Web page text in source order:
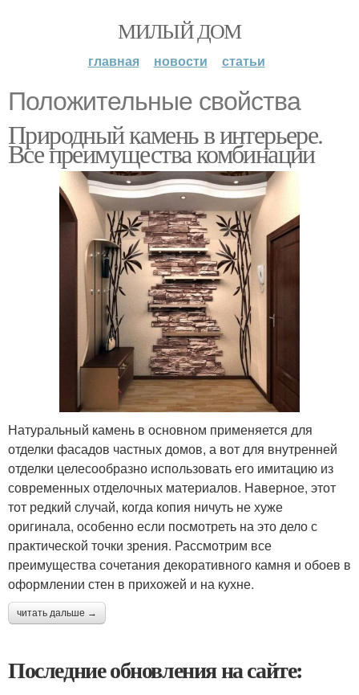
МИЛЫЙ ДОМ
главная новости статьи
Положительные свойства
Природный камень в интерьере.
Все преимущества комбинации
Натуральный камень в основном применяется для
отделки фасадов частных домов, а вот для внутренней
отделки целесообразно использовать его имитацию из
современных отделочных материалов. Наверное, этот
тот редкий случай, когда копия ничуть не хуже
оригинала, особенно если посмотреть на это дело с
практической точки зрения. Рассмотрим все
преимущества сочетания декоративного камня и обоев в
оформлении стен в прихожей и на кухне.
читать дальше →
Последние обновления на сайте: